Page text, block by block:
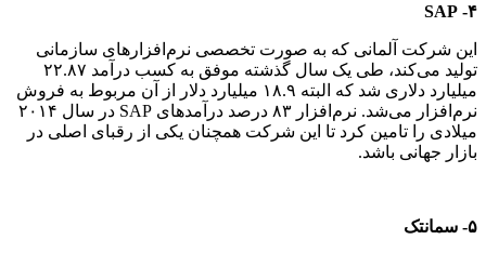
۴- SAP
این شرکت آلمانی که به صورت تخصصی نرم‌افزارهای سازمانی
تولید می‌کند، طی یک سال گذشته موفق به کسب درآمد ۲۲.۸۷
میلیارد دلاری شد که البته ۱۸.۹ میلیارد دلار از آن مربوط به فروش
نرم‌افزار می‌شد. نرم‌افزار ۸۳ درصد درآمدهای SAP در سال ۲۰۱۴
میلادی را تامین کرد تا این شرکت همچنان یکی از رقبای اصلی در
بازار جهانی باشد.
۵- سمانتک